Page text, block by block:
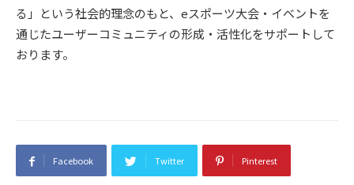
る」という社会的理念のもと、eスポーツ大会・イベントを
通じたユーザーコミュニティの形成・活性化をサポートして
おります。
Facebook Twitter Pinterest